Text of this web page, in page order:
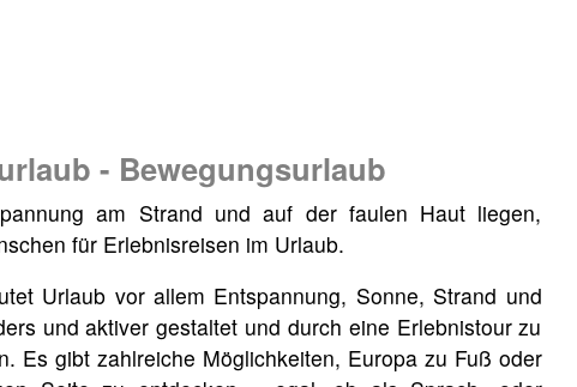
- Bewegungsurlaub
am Strand und auf der faulen Haut liegen,
für Erlebnisreisen im Urlaub.
Urlaub vor allem Entspannung, Sonne, Strand und
und aktiver gestaltet und durch eine Erlebnistour zu
Es gibt zahlreiche Möglichkeiten, Europa zu Fuß oder